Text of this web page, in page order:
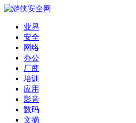
业界
安全
网络
办公
厂商
培训
应用
影音
数码
文摘